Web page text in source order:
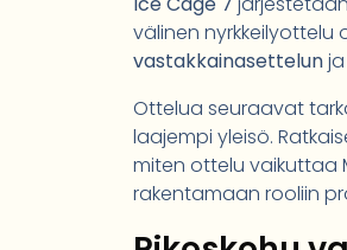
välinen nyrkkeilyottelu
vastakkainasettelunja
Ottelua seuraavat
laajempi yleisö.
miten ottelu vaikuttaa
rakentamaan rooliin